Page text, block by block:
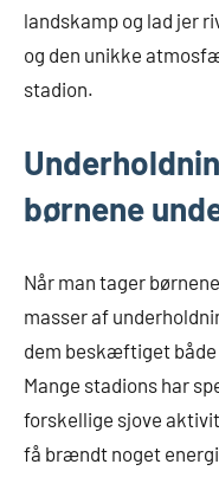
landskamp og lad jer
og den unikke
stadion.
børnene
Når man tager
masser af
dem beskæftiget både
Mange stadions har
forskellige sjove
få brændt noget